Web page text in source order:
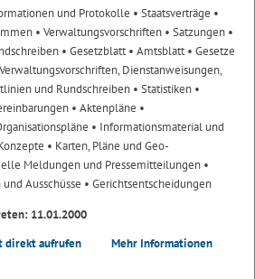
und Protokolle • Staatsverträge •
• Verwaltungsvorschriften • Satzungen •
• Gesetzblatt• Amtsblatt• Gesetze
Dienstanweisungen,
und Rundschreiben • Statistiken •
• Aktenpläne •
• Informationsmaterial und
• Karten, Pläne und Geo-
Meldungen und Pressemitteilungen •
Ausschüsse • Gerichtsentscheidungen
11.01.2000
direkt aufrufen Mehr Informationen